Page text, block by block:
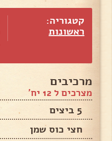
קטגוריה:
ראשונות
מרכיבים
מצרכים ל 12 יח'
5 ביצים
חצי כוס שמן